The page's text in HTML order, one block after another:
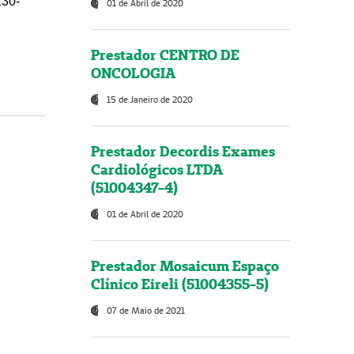
01 de Abril de 2020
Prestador CENTRO DE
ONCOLOGIA
15 de Janeiro de 2020
Prestador Decordis Exames
Cardiológicos LTDA
(51004347-4)
01 de Abril de 2020
Prestador Mosaicum Espaço
Clínico Eireli (51004355-5)
07 de Maio de 2021